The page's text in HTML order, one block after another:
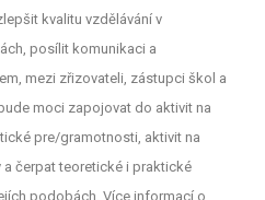
kvalitu vzdělávání v
posílit komunikaci a
mezi zřizovateli, zástupci škol a
moci zapojovat do aktivit na
pre/gramotnosti, aktivit na
čerpat teoretické i praktické
podobách. Více informací o